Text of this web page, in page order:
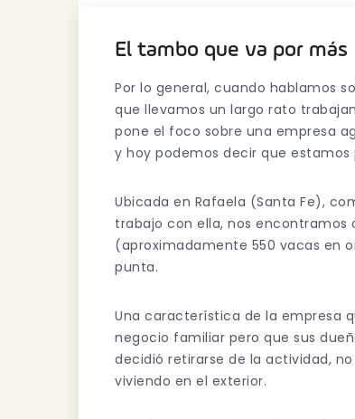
El tambo que va por más
Por lo general, cuando hablamos
que llevamos un largo rato
pone el foco sobre una empresa
y hoy podemos decir que estamos
Ubicada en Rafaela (Santa Fe),
trabajo con ella, nos
(aproximadamente 550 vacas en
punta.
Una característica de la empresa
negocio familiar pero que sus
decidió retirarse de la actividad,
viviendo en el exterior.